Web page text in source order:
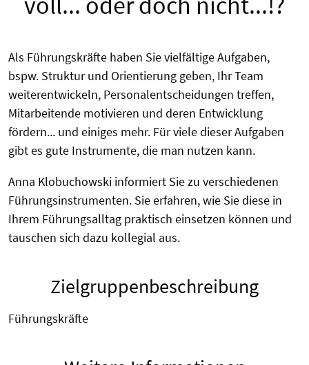
Als Führungskräfte haben Sie vielfältige Aufgaben,
bspw. Struktur und Orientierung geben, Ihr Team
weiterentwickeln, Personalentscheidungen treffen,
Mitarbeitende motivieren und deren Entwicklung
fördern... und einiges mehr. Für viele dieser Aufgaben
gibt es gute Instrumente, die man nutzen kann.
Anna Klobuchowski informiert Sie zu verschiedenen
Führungsinstrumenten. Sie erfahren, wie Sie diese in
Ihrem Führungsalltag praktisch einsetzen können und
tauschen sich dazu kollegial aus.
Zielgruppenbeschreibung
Führungskräfte